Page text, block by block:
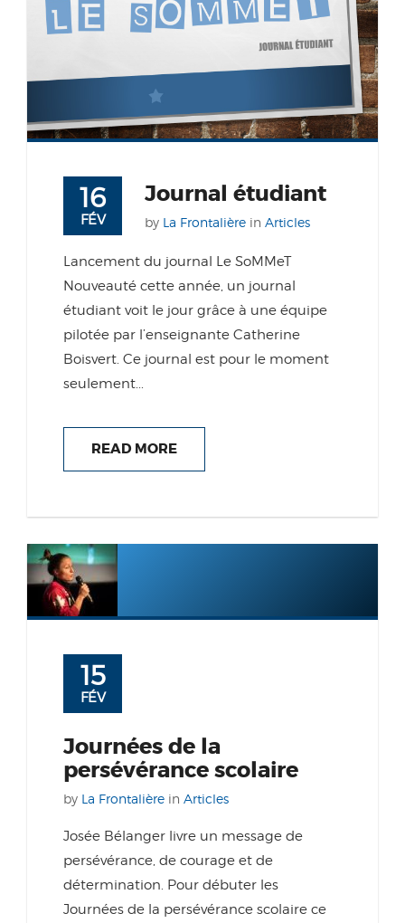
16
FÉV
Journal étudiant
by La Frontalière in Articles
Lancement du journal Le SoMMeT
Nouveauté cette année, un journal
étudiant voit le jour grâce à une équipe
pilotée par l’enseignante Catherine
Boisvert. Ce journal est pour le moment
seulement...
READ MORE
15
FÉV
Journées de la
persévérance scolaire
by La Frontalière in Articles
Josée Bélanger livre un message de
persévérance, de courage et de
détermination. Pour débuter les
Journées de la persévérance scolaire ce